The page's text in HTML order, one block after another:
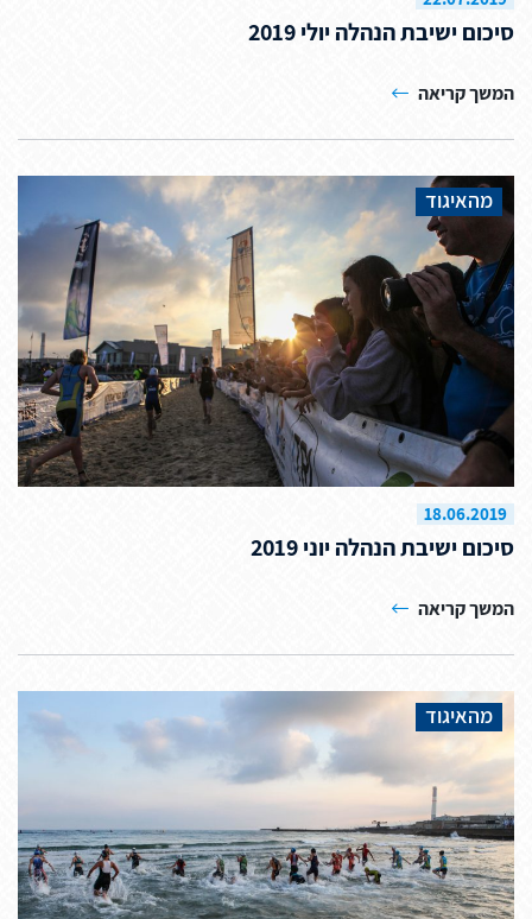
סיכום ישיבת הנהלה יולי 2019
המשך קריאה
סיכום ישיבת הנהלה יוני 2019
18.06.2019
המשך קריאה
מהאיגוד
מהאיגוד